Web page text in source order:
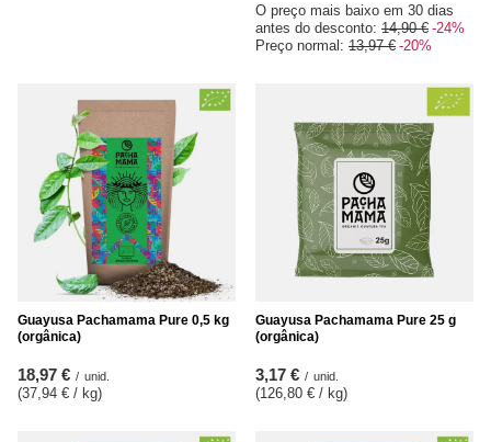
O preço mais baixo em 30 dias
antes do desconto: 14,90 € -24%
Preço normal: 13,97 € -20%
Guayusa Pachamama Pure 0,5 kg
(orgânica)
18,97 € / unid.
(37,94 € / kg)
Guayusa Pachamama Pure 25 g
(orgânica)
3,17 € / unid.
(126,80 € / kg)